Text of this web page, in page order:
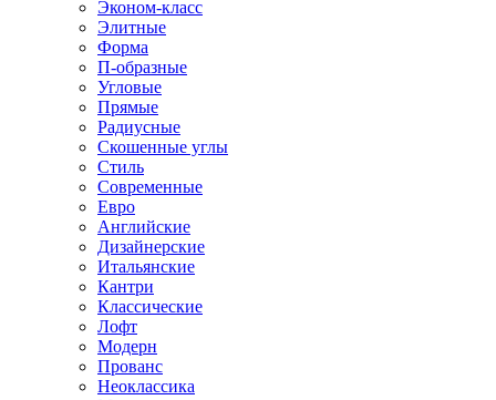
Эконом-класс
Элитные
Форма
П-образные
Угловые
Прямые
Радиусные
Скошенные углы
Стиль
Современные
Евро
Английские
Дизайнерские
Итальянские
Кантри
Классические
Лофт
Модерн
Прованс
Неоклассика